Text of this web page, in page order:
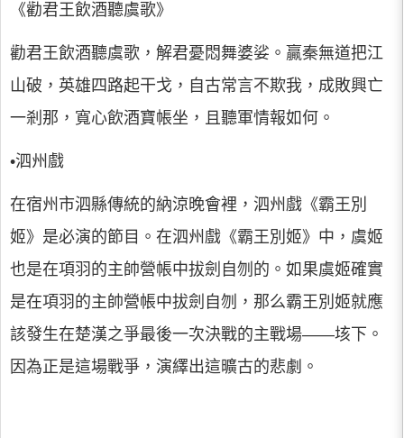
《勸君王飲酒聽虞歌》
勸君王飲酒聽虞歌，解君憂悶舞婆娑。贏秦無道把江
山破，英雄四路起干戈，自古常言不欺我，成敗興亡
一剎那，寬心飲酒寶帳坐，且聽軍情報如何。
•泗州戲
在宿州市泗縣傳統的納涼晚會裡，泗州戲《霸王別
姬》是必演的節目。在泗州戲《霸王別姬》中，虞姬
也是在項羽的主帥營帳中拔劍自刎的。如果虞姬確實
是在項羽的主帥營帳中拔劍自刎，那么霸王別姬就應
該發生在楚漢之爭最後一次決戰的主戰場——垓下。
因為正是這場戰爭，演繹出這曠古的悲劇。